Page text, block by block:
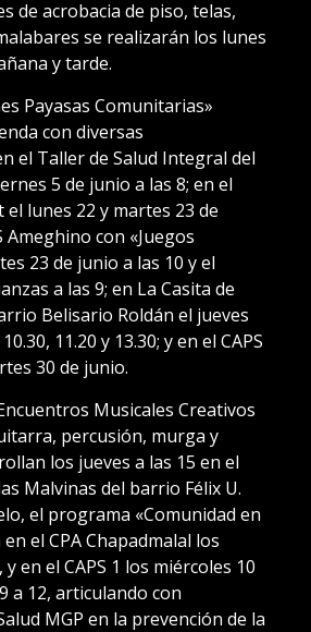
de acrobacia de piso, telas,
se realizarán los lunes
y tarde.
Payasas Comunitarias»
con diversas
el Taller de Salud Integral del
5 de junio a las 8; en el
el lunes 22 y martes 23 de
Ameghino con «Juegos
23 de junio a las 10 y el
a las 9; en La Casita de
Belisario Roldán el jueves
11.20 y 13.30; y en el CAPS
30 de junio.
Musicales Creativos
percusión, murga y
los jueves a las 15 en el
Malvinas del barrio Félix U.
el programa «Comunidad en
el CPA Chapadmalal los
y en el CAPS 1 los miércoles 10
a 12, articulando con
MGP en la prevención de la